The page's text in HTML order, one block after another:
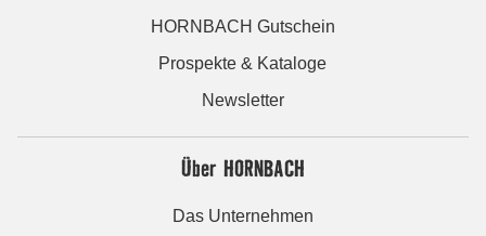
HORNBACH Gutschein
Prospekte & Kataloge
Newsletter
Über HORNBACH
Das Unternehmen